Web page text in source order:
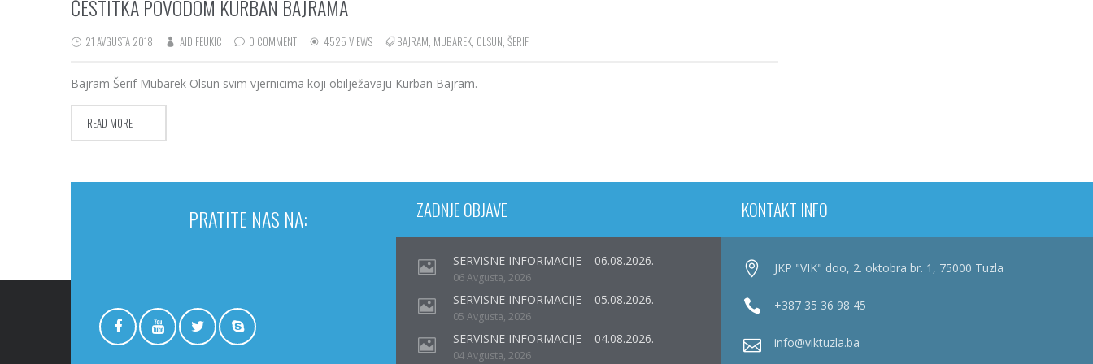
ČESTITKA POVODOM KURBAN BAJRAMA
21 AVGUSTA 2018 AID FEUKIC 0 COMMENT 4525 VIEWS BAJRAM, MUBAREK, OLSUN, ŠERIF
Bajram Šerif Mubarek Olsun svim vjernicima koji obilježavaju Kurban Bajram.
READ MORE
PRATITE NAS NA: ZADNJE OBJAVE
SERVISNE INFORMACIJE – 06.08.2026.
06 Avgusta, 2026
SERVISNE INFORMACIJE – 05.08.2026.
05 Avgusta, 2026
SERVISNE INFORMACIJE – 04.08.2026.
04 Avgusta, 2026
KONTAKT INFO
JKP "VIK" doo, 2. oktobra br. 1, 75000 Tuzla
+387 35 36 98 45
info@viktuzla.ba